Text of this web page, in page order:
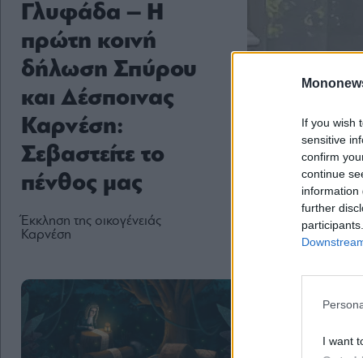
If you wish
sensitive
confirm
continue
information
further
I want
Γλυφάδα – Η
πρώτη κοινή
δήλωση Σπύρου
και Δέσποινας
Καρνέση:
Σεβαστείτε το
πένθος μας
Έκκληση της οικογένειάς
Καρνέση